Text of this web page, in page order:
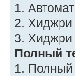
1.
2. Хиджри
3. Хиджри
Полный
1. Полный